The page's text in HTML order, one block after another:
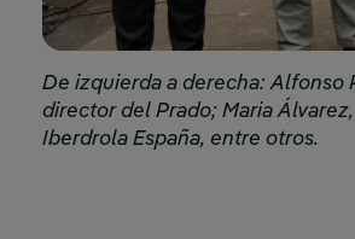
De izquierda a derecha: Alfonso
director del Prado; Maria
Iberdrola España, entre otros.